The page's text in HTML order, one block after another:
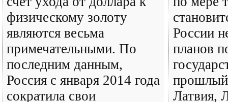
физическому золоту
являются весьма
примечательными. По
последним данным,
Россия с января 2014 года
сократила свои
России
планов
Латвия,